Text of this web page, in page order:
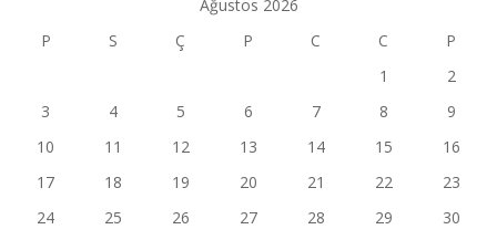
Ağustos 2026
P
S Ç P C C
P
1
2
3
4 5 6 7 8
9
10
11 12 13 14 15
16
17
18 19 20 21 22
23
24
25 26 27 28 29
30